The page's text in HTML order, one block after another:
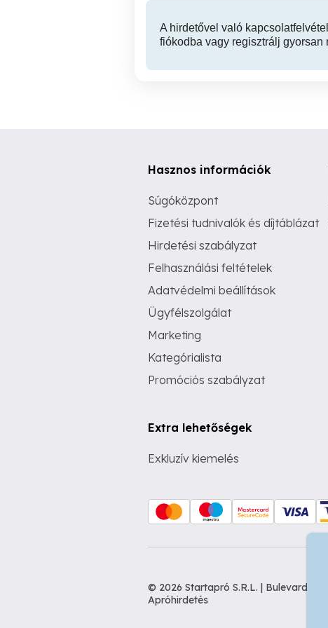
A hirdetővel való
fiókodba vagy regisztrálj gyorsan
Hasznos információk
Súgóközpont
Fizetési tudnivalók és díjtáblázat
Hirdetési szabályzat
Felhasználási feltételek
Adatvédelmi beállítások
Ügyfélszolgálat
Marketing
Kategórialista
Promóciós szabályzat
Extra lehetőségek
Exkluzív kiemelés
© 2026 Startapró S.R.L. | Bulevardul
Apróhirdetés